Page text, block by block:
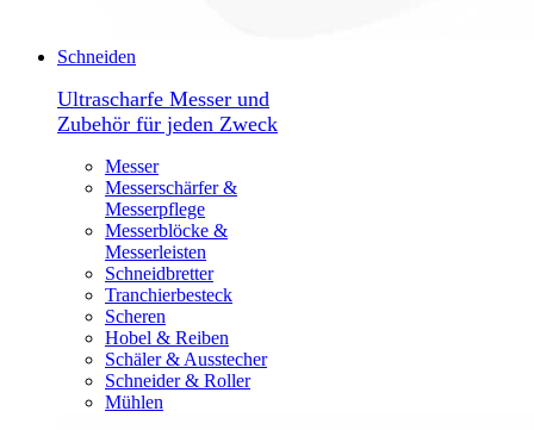
Schneiden
Ultrascharfe Messer und
Zubehör für jeden Zweck
Messer
Messerschärfer &
Messerpflege
Messerblöcke &
Messerleisten
Schneidbretter
Tranchierbesteck
Scheren
Hobel & Reiben
Schäler & Ausstecher
Schneider & Roller
Mühlen